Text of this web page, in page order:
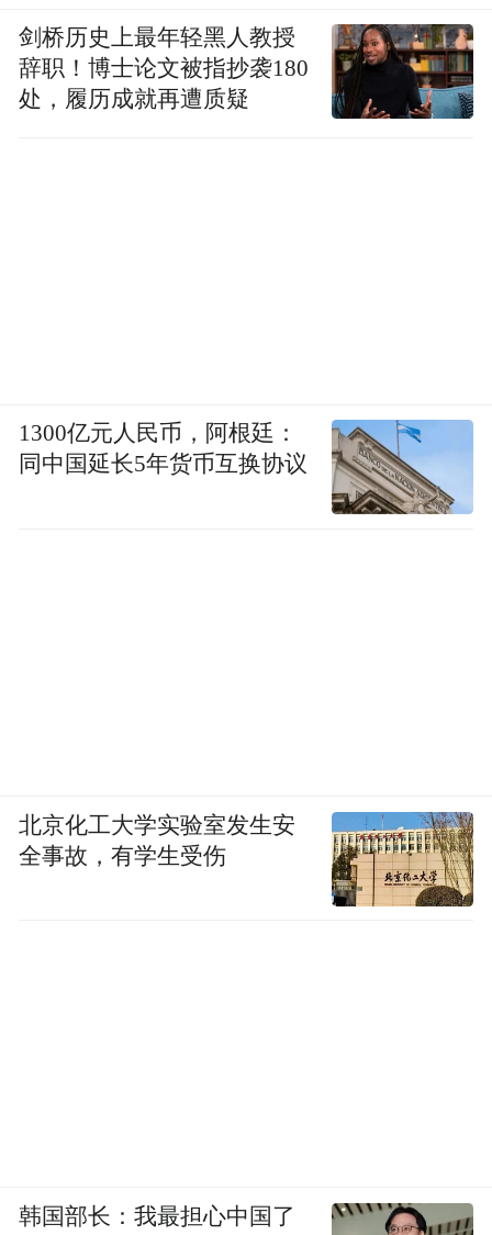
剑桥历史上最年轻黑人教授
辞职！博士论文被指抄袭180
处，履历成就再遭质疑
1300亿元人民币，阿根廷：
同中国延长5年货币互换协议
北京化工大学实验室发生安
全事故，有学生受伤
韩国部长：我最担心中国了